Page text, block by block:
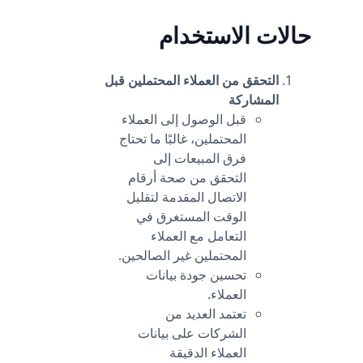
حالات الاستخدام
التحقق من العملاء المحتملين قبل
المشاركة
قبل الوصول إلى العملاء
المحتملين، غالبًا ما تحتاج
فرق المبيعات إلى
التحقق من صحة أرقام
الاتصال المقدمة لتقليل
الوقت المستغرق في
التعامل مع العملاء
المحتملين غير الصالحين.
تحسين جودة بيانات
العملاء.
تعتمد العديد من
الشركات على بيانات
العملاء الدقيقة